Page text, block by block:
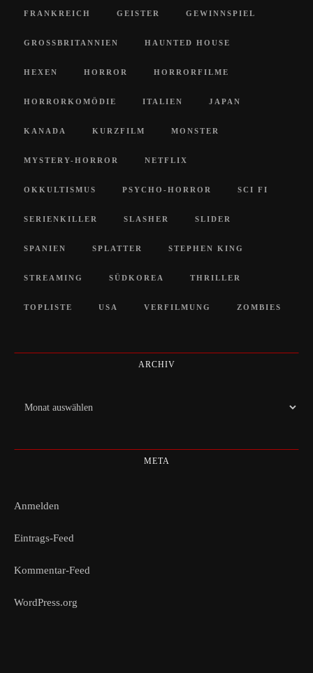
FRANKREICH GEISTER GEWINNSPIEL
GROSSBRITANNIEN HAUNTED HOUSE
HEXEN HORROR HORRORFILME
HORRORKOMÖDIE ITALIEN JAPAN
KANADA KURZFILM MONSTER
MYSTERY-HORROR NETFLIX
OKKULTISMUS PSYCHO-HORROR SCI FI
SERIENKILLER SLASHER SLIDER
SPANIEN SPLATTER STEPHEN KING
STREAMING SÜDKOREA THRILLER
TOPLISTE USA VERFILMUNG ZOMBIES
ARCHIV
Archiv
META
Anmelden
Eintrags-Feed
Kommentar-Feed
WordPress.org